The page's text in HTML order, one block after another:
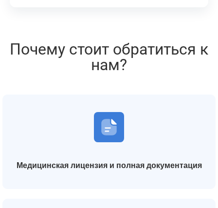
Почему стоит обратиться к
нам?
Медицинская лицензия и полная документация